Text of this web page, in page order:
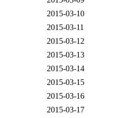
2015-03-10
2015-03-11
2015-03-12
2015-03-13
2015-03-14
2015-03-15
2015-03-16
2015-03-17